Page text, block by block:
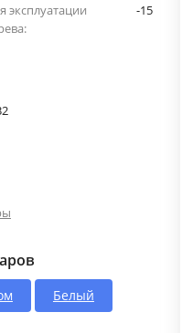
эксплуатации
-15
Белый